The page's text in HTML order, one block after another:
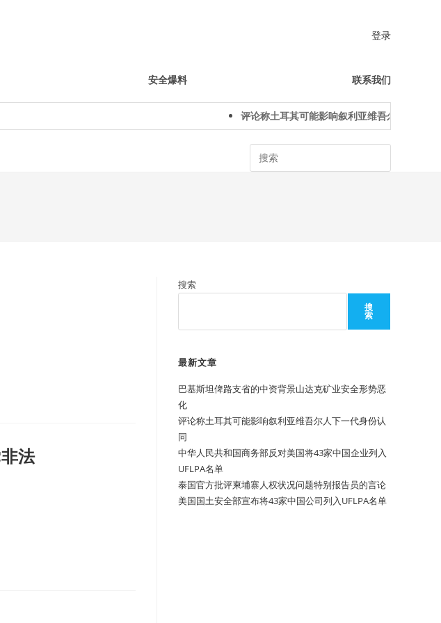
登录
安全爆料 联系我们
评论称土耳其可能影响叙利亚维吾尔人下一代
Search
法
搜索
搜
索
最新文章
巴基斯坦俾路支省的中资背景山达克矿业安全形势恶
化
评论称土耳其可能影响叙利亚维吾尔人下一代身份认
同
中华人民共和国商务部反对美国将43家中国企业列入
UFLPA名单
泰国官方批评柬埔寨人权状况问题特别报告员的言论
美国国土安全部宣布将43家中国公司列入UFLPA名单